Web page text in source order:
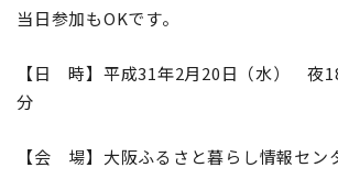
当日参加もOKです。
【日 時】平成31年2月20日（水） 夜
分
【会 場】大阪ふるさと暮らし情報セン